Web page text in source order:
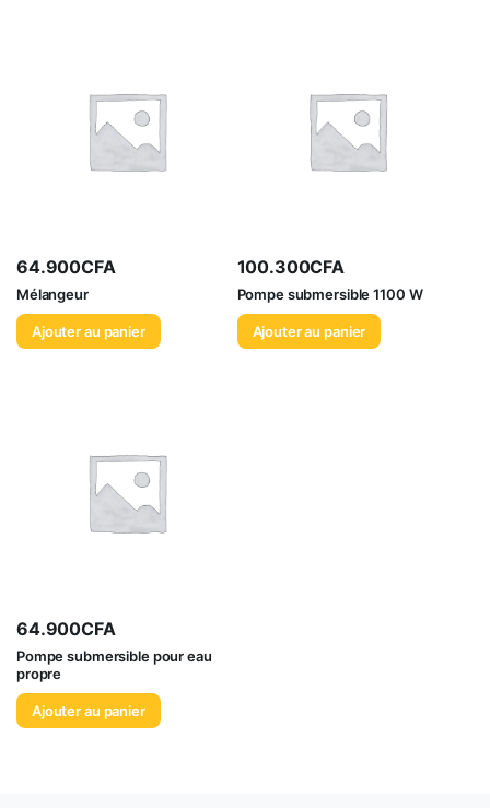
64.900CFA
Mélangeur
Ajouter au panier
100.300CFA
Pompe submersible 1100 W
Ajouter au panier
64.900CFA
Pompe submersible pour eau
propre
Ajouter au panier